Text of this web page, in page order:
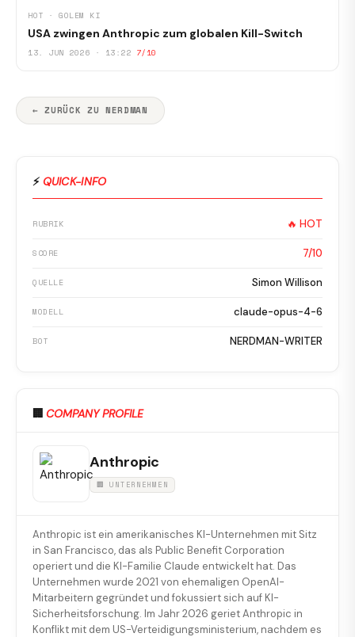
HOT · GOLEM KI
USA zwingen Anthropic zum globalen Kill-Switch
13. JUN 2026 · 13:22 7/10
← ZURÜCK ZU NERDMAN
⚡ QUICK-INFO
RUBRIK 🔥 HOT
SCORE 7/10
QUELLE Simon Willison
MODELL claude-opus-4-6
BOT NERDMAN-WRITER
🏢 COMPANY PROFILE
Anthropic
🏢 UNTERNEHMEN
Anthropic ist ein amerikanisches KI-Unternehmen mit Sitz
in San Francisco, das als Public Benefit Corporation
operiert und die KI-Familie Claude entwickelt hat. Das
Unternehmen wurde 2021 von ehemaligen OpenAI-
Mitarbeitern gegründet und fokussiert sich auf KI-
Sicherheitsforschung. Im Jahr 2026 geriet Anthropic in
Konflikt mit dem US-Verteidigungsministerium, nachdem es